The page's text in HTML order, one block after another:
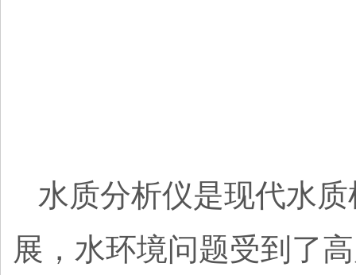
水质分析仪是现代水
展，水环境问题受到了